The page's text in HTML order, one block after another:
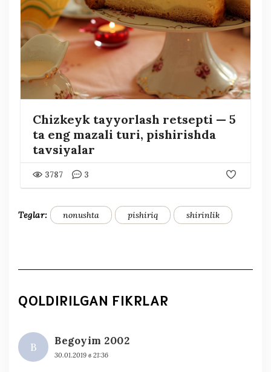
Chizkeyk tayyorlash retsepti — 5
ta eng mazali turi, pishirishda
tavsiyalar
3787 3
Teglar: nonushta pishiriq shirinlik
QOLDIRILGAN FIKRLAR
B Begoyim 2002
30.01.2019 в 21:36